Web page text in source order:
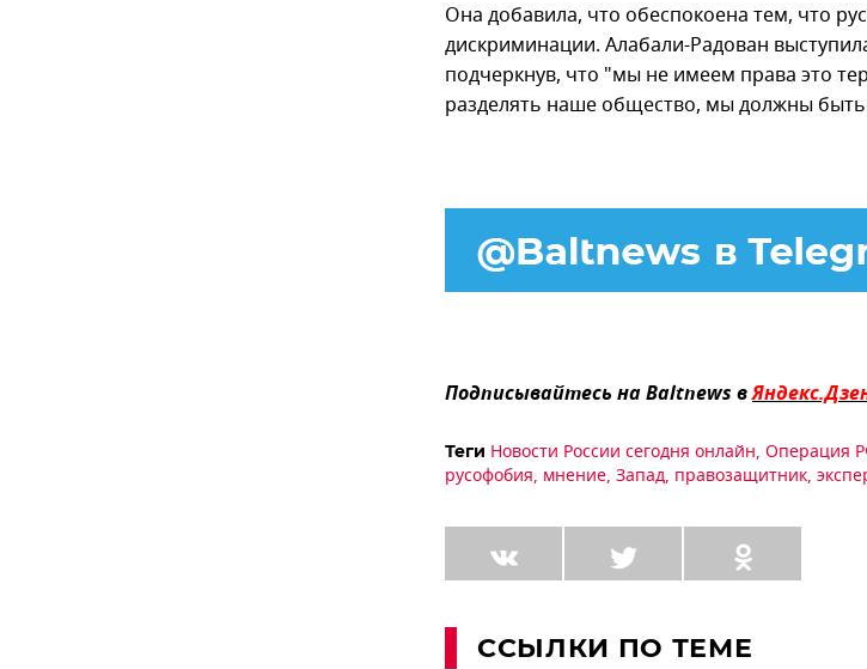
Она добавила, что обеспокоена тем, что
дискриминации. Алабали-Радован
подчеркнув, что "мы не имеем права это
разделять наше общество, мы должны
Подписывайтесь на Baltnews в
Теги Новости России сегодня онлайн, Операция
русофобия, мнение, Запад, правозащитник,
ССЫЛКИ ПО ТЕМЕ